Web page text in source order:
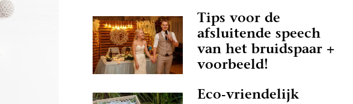
Tips voor de
afsluitende speech
van het bruidspaar +
voorbeeld!
Eco-vriendelijk